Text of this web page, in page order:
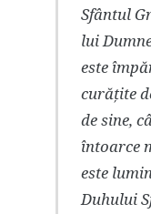
Sfântul
lui
este
curățite
de sine,
întoarce
este
Duhului